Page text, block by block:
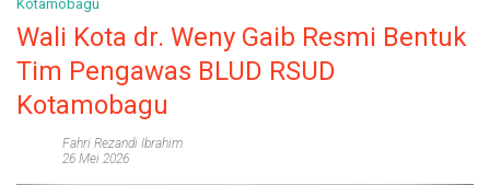
Kotamobagu
Wali Kota dr. Weny Gaib Resmi Bentuk
Tim Pengawas BLUD RSUD
Kotamobagu
Fahri Rezandi Ibrahim
26 Mei 2026